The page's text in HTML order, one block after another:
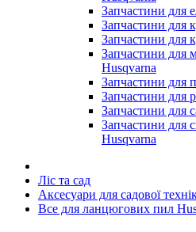
Запчастини для
Запчастини для
Запчастини для
Запчастини для
Husqvarna
Запчастини для
Запчастини для
Запчастини для
Запчастини для
Husqvarna
Ліс та сад
Аксесуари для садової
Все для ланцюгових пил